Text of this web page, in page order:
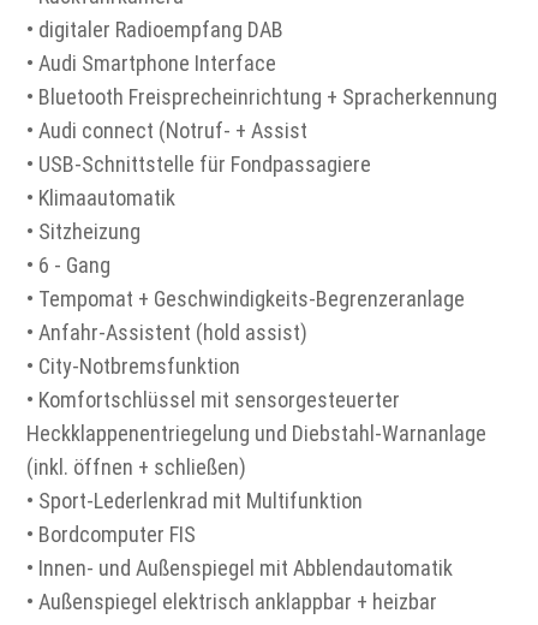
• digitaler Radioempfang DAB
• Audi Smartphone Interface
• Bluetooth Freisprecheinrichtung + Spracherkennung
• Audi connect (Notruf- + Assist
• USB-Schnittstelle für Fondpassagiere
• Klimaautomatik
• Sitzheizung
• 6 - Gang
• Tempomat + Geschwindigkeits-Begrenzeranlage
• Anfahr-Assistent (hold assist)
• City-Notbremsfunktion
• Komfortschlüssel mit sensorgesteuerter
Heckklappenentriegelung und Diebstahl-Warnanlage
(inkl. öffnen + schließen)
• Sport-Lederlenkrad mit Multifunktion
• Bordcomputer FIS
• Innen- und Außenspiegel mit Abblendautomatik
• Außenspiegel elektrisch anklappbar + heizbar